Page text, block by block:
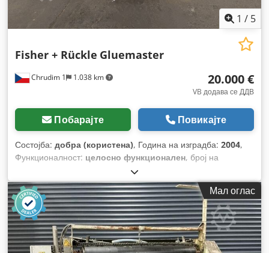
1 / 5
Chrudim 1 1.038 km
Fisher + Rückle Gluemaster
20.000 €
VB додава се ДДВ
Побарајте Повикајте
Состојба: добра (користена), Година на изградба: 2004,
Функционалност: целосно функционален, број на
Мал оглас